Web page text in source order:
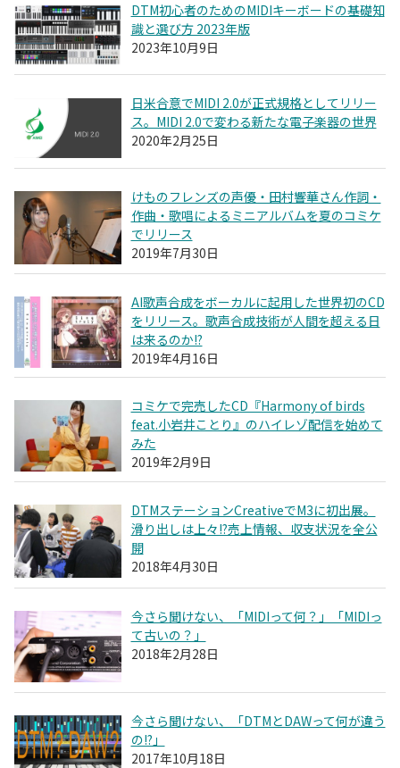
DTM初心者のためのMIDIキーボードの基礎知
識と選び方 2023年版
2023年10月9日
日米合意でMIDI 2.0が正式規格としてリリー
ス。MIDI 2.0で変わる新たな電子楽器の世界
2020年2月25日
けものフレンズの声優・田村響華さん作詞・
作曲・歌唱によるミニアルバムを夏のコミケ
でリリース
2019年7月30日
AI歌声合成をボーカルに起用した世界初のCD
をリリース。歌声合成技術が人間を超える日
は来るのか!?
2019年4月16日
コミケで完売したCD『Harmony of birds
feat.小岩井ことり』のハイレゾ配信を始めて
みた
2019年2月9日
DTMステーションCreativeでM3に初出展。
滑り出しは上々!?売上情報、収支状況を全公
開
2018年4月30日
今さら聞けない、「MIDIって何？」「MIDIっ
て古いの？」
2018年2月28日
今さら聞けない、「DTMとDAWって何が違う
の!?」
2017年10月18日